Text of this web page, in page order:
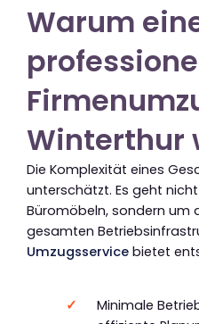
Warum
Winterthur
Die Komplexität eines
unterschätzt. Es geht
Büromöbeln, sondern um
gesamten
Umzugsservice bietet
Minimale